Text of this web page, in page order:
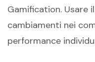
Gamification. Usare
cambiamenti nei
performance